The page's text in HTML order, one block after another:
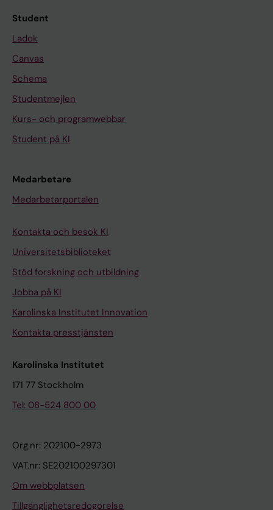
Student
Ladok
Canvas
Schema
Studentmejlen
Kurs- och programwebbar
Student på KI
Medarbetare
Medarbetarportalen
Kontakta och besök KI
Universitetsbiblioteket
Stöd forskning och utbildning
Jobba på KI
Karolinska Institutet Innovation
Kontakta presstjänsten
Karolinska Institutet
171 77 Stockholm
Tel: 08-524 800 00
Org.nr: 202100-2973
VAT.nr: SE202100297301
Om webbplatsen
Tillgänglighetsredogörelse